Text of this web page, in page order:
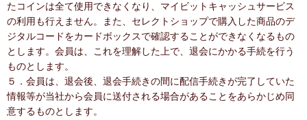
たコインは全て使用できなくなり、マイビットキャッシュサービス
の利用も行えません。また、セレクトショップで購入した商品のデ
ジタルコードをカードボックスで確認することができなくなるもの
とします。会員は、これを理解した上で、退会にかかる手続を行う
ものとします。
５．会員は、退会後、退会手続きの間に配信手続きが完了していた
情報等が当社から会員に送付される場合があることをあらかじめ同
意するものとします。